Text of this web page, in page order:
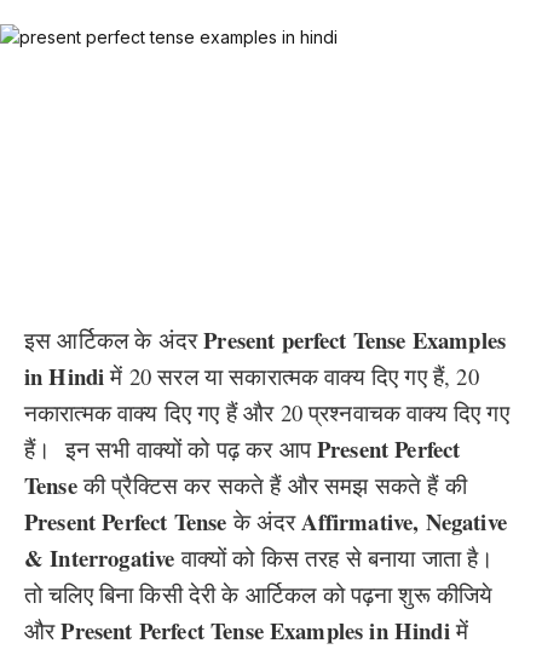
इस आर्टिकल के अंदरPresent perfect Tense Examples
in Hindiमें 20 सरल या सकारात्मक वाक्य दिए गए हैं, 20
नकारात्मक वाक्य दिए गए हैं और 20 प्रश्नवाचक वाक्य दिए गए
हैं। इन सभी वाक्यों को पढ़ कर आपPresent Perfect
Tenseकी प्रैक्टिस कर सकते हैं और समझ सकते हैं की
Present Perfect Tense के अंदरAffirmative, Negative
& Interrogative वाक्यों को किस तरह से बनाया जाता है।
तो चलिए बिना किसी देरी के आर्टिकल को पढ़ना शुरू कीजिये
औरPresent Perfect Tense Examples in Hindiमें